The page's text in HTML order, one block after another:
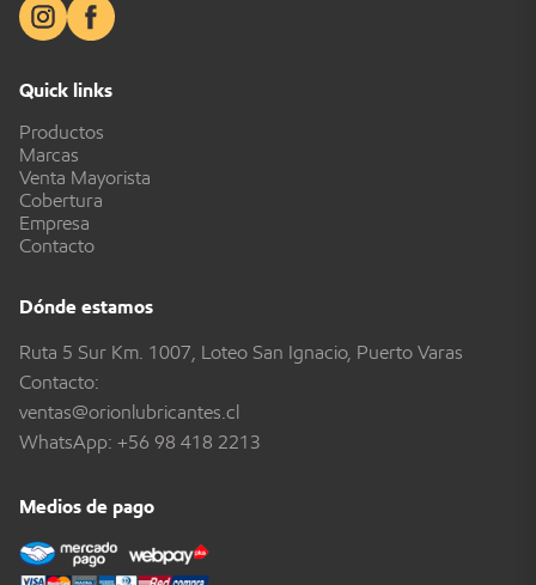
Quick links
Productos
Marcas
Venta Mayorista
Cobertura
Empresa
Contacto
Dónde estamos
Ruta 5 Sur Km. 1007, Loteo San Ignacio, Puerto Varas
Contacto:
ventas@orionlubricantes.cl
WhatsApp: +56 98 418 2213
Medios de pago